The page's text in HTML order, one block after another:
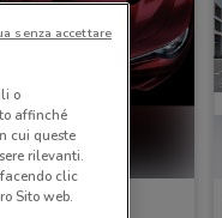
Alfa Romeo
o
affinché
cui queste
rilevanti.
clic
Sito web.
senza accettare